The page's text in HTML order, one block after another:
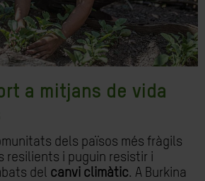
a mitjans de vida
dels països més fràgils
resilients i puguin resistir i
del canvi climàtic. A Burkina